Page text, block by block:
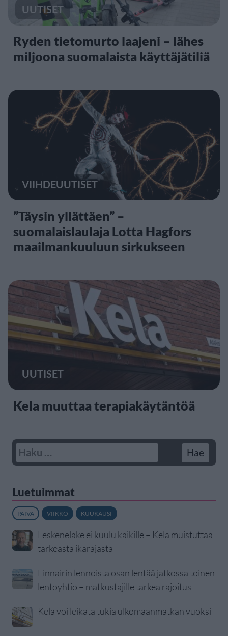
UUTISET
Ryden tietomurto laajeni – lähes
miljoona suomalaista käyttäjätiliä
VIIHDEUUTISET
”Täysin yllättäen” –
suomalaislaulaja Lotta Hagfors
maailmankuuluun sirkukseen
UUTISET
Kela muuttaa terapiakäytäntöä
Luetuimmat
PÄIVÄ VIIKKO KUUKAUSI
Leskeneläke ei kuulu kaikille – Kela muistuttaa
tärkeästä ikärajasta
Finnairin lennoista osan lentää jatkossa toinen
lentoyhtiö – matkustajille tärkeä rajoitus
Kela voi leikata tukia ulkomaanmatkan vuoksi